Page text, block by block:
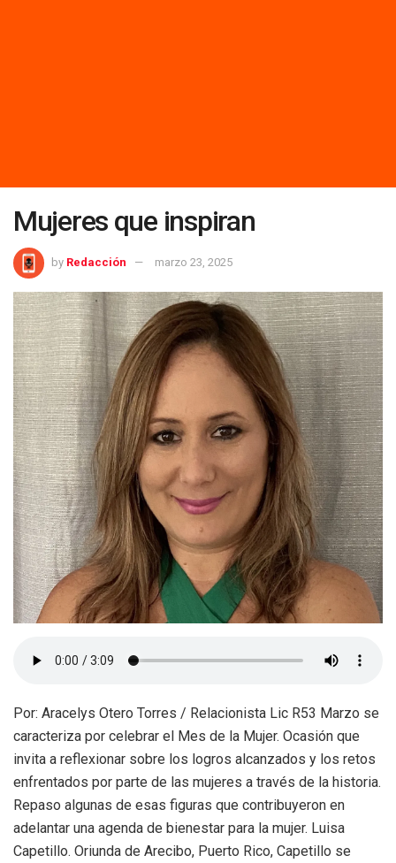
Mujeres que inspiran
by Redacción marzo 23, 2025
Por: Aracelys Otero Torres / Relacionista Lic R53 Marzo se
caracteriza por celebrar el Mes de la Mujer. Ocasión que
invita a reflexionar sobre los logros alcanzados y los retos
enfrentados por parte de las mujeres a través de la historia.
Repaso algunas de esas figuras que contribuyeron en
adelantar una agenda de bienestar para la mujer. Luisa
Capetillo. Oriunda de Arecibo, Puerto Rico, Capetillo se